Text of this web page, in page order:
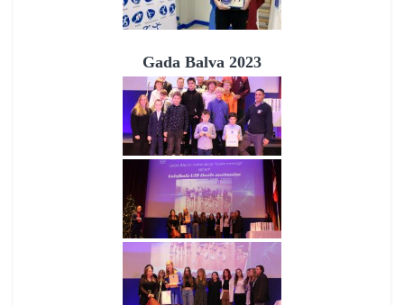
Gada Balva 2023